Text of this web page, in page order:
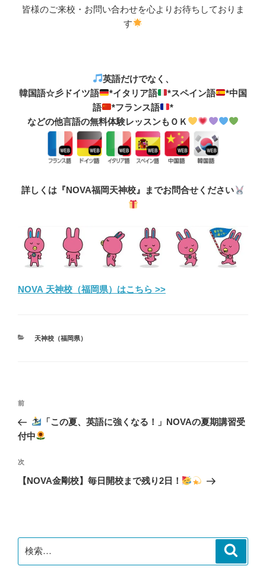
皆様のご来校・お問い合わせを心よりお待ちしておりま
す
英語だけでなく、
韓国語☆彡ドイツ語
*イタリア語 *スペイン語
*中国
語
*フランス語
*
などの他言語の無料体験レッスンもＯＫ
詳しくは『NOVA福岡天神校』までお問合せください
NOVA 天神校（福岡県）はこちら >>
カ
天神校（福岡県）
投
ナ
ゲ
ー
前
の
投
前
「この夏、英語に強くなる！」NOVAの夏期講習受
付中
次
の
次
【NOVA金剛校】毎日開校まで残り2日！
索: